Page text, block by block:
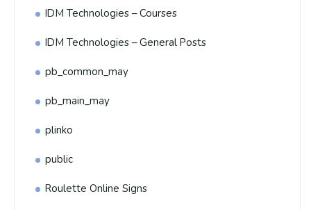
IDM Technologies – Courses
IDM Technologies – General Posts
pb_common_may
pb_main_may
plinko
public
Roulette Online Signs